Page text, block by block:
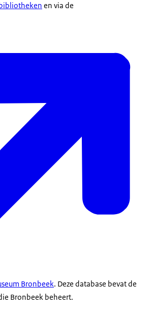
en via de
Bronbeek. Deze database bevat de
Bronbeek beheert.